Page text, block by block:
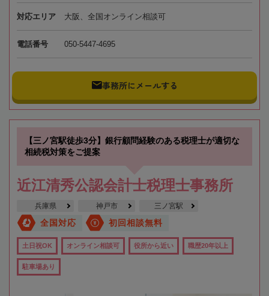
対応エリア 大阪、全国オンライン相談可
電話番号 050-5447-4695
事務所にメールする
【三ノ宮駅徒歩3分】銀行顧問経験のある税理士が適切な
相続税対策をご提案
近江清秀公認会計士税理士事務所
兵庫県 神戸市 三ノ宮駅
全国対応 初回相談無料
土日祝OK オンライン相談可 役所から近い 職歴20年以上
駐車場あり